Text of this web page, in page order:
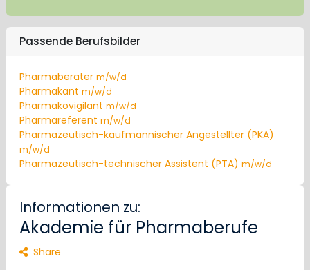
Passende Berufsbilder
Pharmaberater m/w/d
Pharmakant m/w/d
Pharmakovigilant m/w/d
Pharmareferent m/w/d
Pharmazeutisch-kaufmännischer Angestellter (PKA)
m/w/d
Pharmazeutisch-technischer Assistent (PTA) m/w/d
Informationen zu:
Akademie für Pharmaberufe
Share